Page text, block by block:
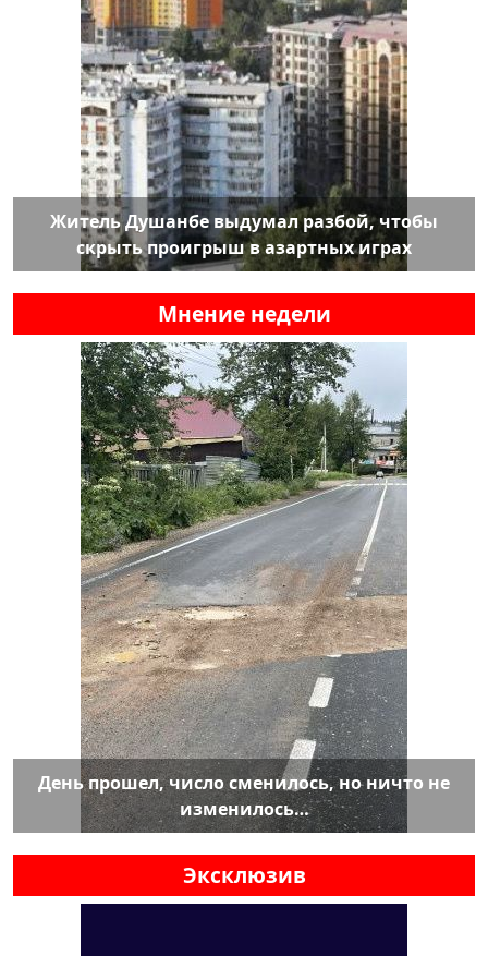
Житель Душанбе выдумал разбой, чтобы
скрыть проигрыш в азартных играх
Мнение недели
День прошел, число сменилось, но ничто не
изменилось…
Эксклюзив